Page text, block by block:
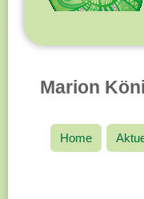
Marion
Home